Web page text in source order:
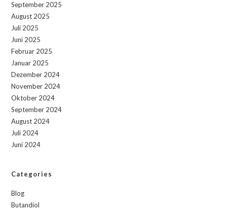
September 2025
August 2025
Juli 2025
Juni 2025
Februar 2025
Januar 2025
Dezember 2024
November 2024
Oktober 2024
September 2024
August 2024
Juli 2024
Juni 2024
Categories
Blog
Butandiol